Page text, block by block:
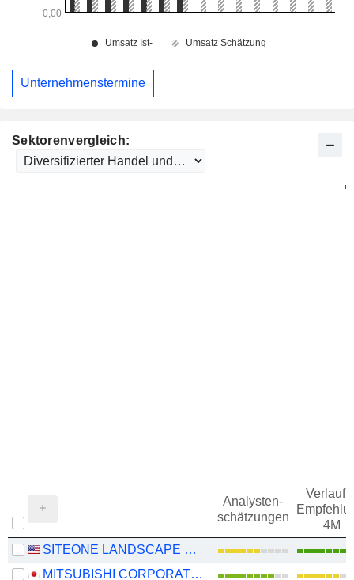
Sektorenvergleich:
Analysten-
schätzungen
Verlauf
4M
SITEONE LANDSCAPE SUPPLY, INC.
MITSUBISHI CORPORATION
Unternehmenstermine